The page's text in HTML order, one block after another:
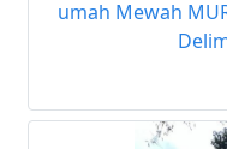
umah Mewah